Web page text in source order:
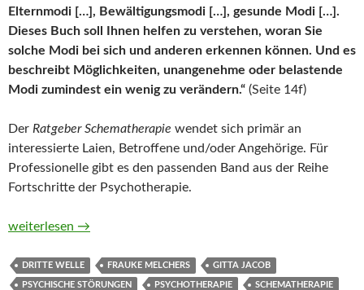
Elternmodi […], Bewältigungsmodi […], gesunde Modi […].
Dieses Buch soll Ihnen helfen zu verstehen, woran Sie
solche Modi bei sich und anderen erkennen können. Und es
beschreibt Möglichkeiten, unangenehme oder belastende
Modi zumindest ein wenig zu verändern.“ (Seite 14f)
Der Ratgeber Schematherapie wendet sich primär an
interessierte Laien, Betroffene und/oder Angehörige. Für
Professionelle gibt es den passenden Band aus der Reihe
Fortschritte der Psychotherapie.
Ratgeber Schematherapie. Eigene Verhaltensmuster
weiterlesen →
DRITTE WELLE FRAUKE MELCHERS GITTA JACOB
PSYCHISCHE STÖRUNGEN PSYCHOTHERAPIE SCHEMATHERAPIE